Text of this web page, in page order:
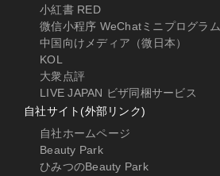
小紅書 RED
微信小程序 WeChatミニプログラム
中国向けメディア（微日本）
KOL
大衆点評
LIVE JAPAN ビザ同梱サービス
自社サイト(外部リンク)
自社ホームページ
Beauty Park
ひみつのBeauty Park